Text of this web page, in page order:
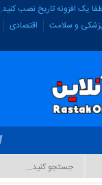
یک افزونه تاریخ نصب کنید.
و سلامت اقتصادی